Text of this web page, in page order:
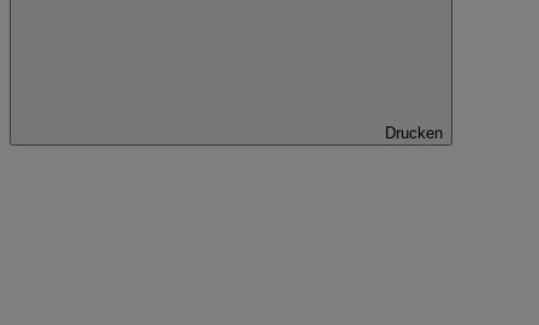
Drucken